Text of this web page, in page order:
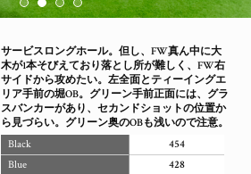
サービスロングホール。但し、FW真ん中に大
木が1本そびえており落とし所が難しく、FW右
サイドから攻めたい。左全面とティーイングエ
リア手前の堀OB。グリーン手前正面には、グラ
スバンカーがあり、セカンドショットの位置か
ら見づらい。グリーン奥のOBも浅いので注意。
Black
454
Blue
428